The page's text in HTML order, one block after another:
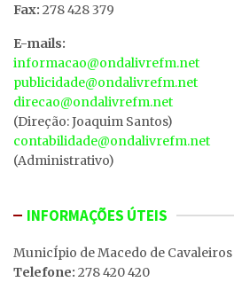
Fax: 278 428 379
E-mails:
informacao@ondalivrefm.net
publicidade@ondalivrefm.net
direcao@ondalivrefm.net
(Direção: Joaquim Santos)
contabilidade@ondalivrefm.net
(Administrativo)
INFORMAÇÕES ÚTEIS
MunicÍpio de Macedo de Cavaleiros
Telefone: 278 420 420